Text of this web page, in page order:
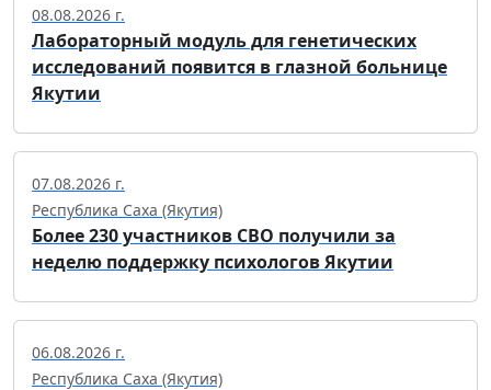
08.08.2026 г.
Лабораторный модуль для генетических
исследований появится в глазной больнице
Якутии
07.08.2026 г.
Республика Саха (Якутия)
Более 230 участников СВО получили за
неделю поддержку психологов Якутии
06.08.2026 г.
Республика Саха (Якутия)